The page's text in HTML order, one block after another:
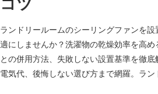
コツ
ランドリールームのシーリングファンを
適にしませんか？洗濯物の乾燥効率を高
との併用方法、失敗しない設置基準を徹
電気代、後悔しない選び方まで網羅。ラン
リングファンを導入して、家事を時短で